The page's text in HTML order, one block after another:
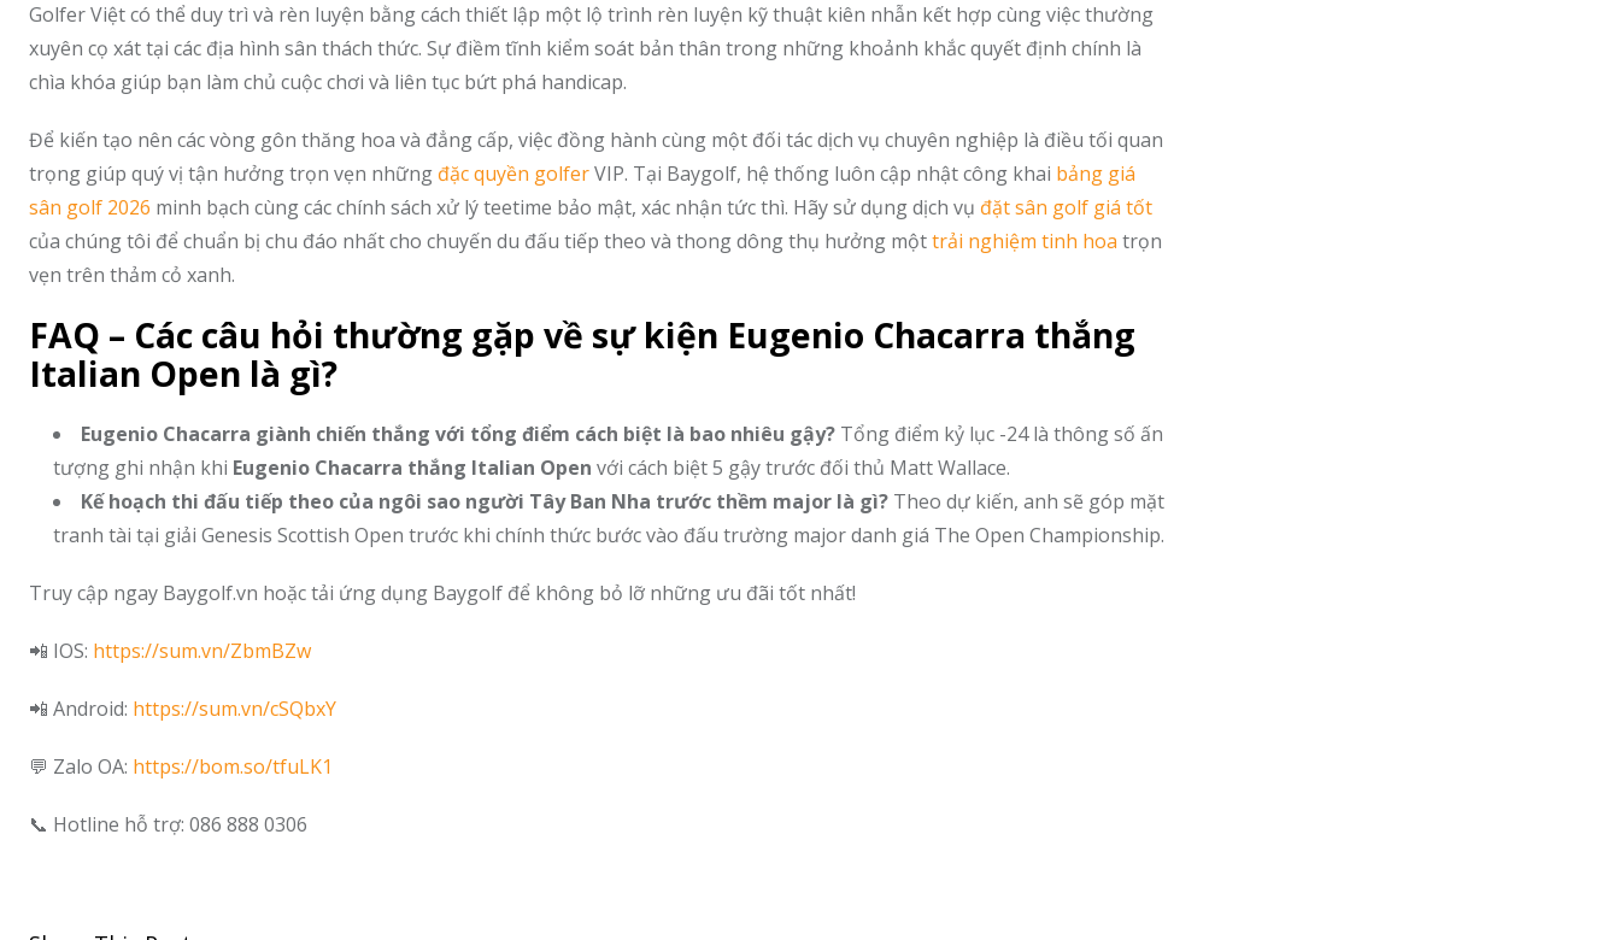
Golfer Việt có thể duy trì và rèn luyện bằng cách thiết lập một lộ trình rèn luyện kỹ thuật kiên nhẫn kết hợp cùng việc thường
xuyên cọ xát tại các địa hình sân thách thức. Sự điềm tĩnh kiểm soát bản thân trong những khoảnh khắc quyết định chính là
chìa khóa giúp bạn làm chủ cuộc chơi và liên tục bứt phá handicap.
Để kiến tạo nên các vòng gôn thăng hoa và đẳng cấp, việc đồng hành cùng một đối tác dịch vụ chuyên nghiệp là điều tối quan
trọng giúp quý vị tận hưởng trọn vẹn những đặc quyền golferVIP. Tại Baygolf, hệ thống luôn cập nhật công khai bảng giá
sân golf 2026 minh bạch cùng các chính sách xử lý teetime bảo mật, xác nhận tức thì. Hãy sử dụng dịch vụ đặt sân golf giá tốt
của chúng tôi để chuẩn bị chu đáo nhất cho chuyến du đấu tiếp theo và thong dông thụ hưởng mộttrải nghiệm tinh hoa trọn
vẹn trên thảm cỏ xanh.
FAQ – Các câu hỏi thường gặp về sự kiện Eugenio Chacarra thắng
Italian Open là gì?
Eugenio Chacarra giành chiến thắng với tổng điểm cách biệt là bao nhiêu gậy? Tổng điểm kỷ lục -24 là thông số ấn
tượng ghi nhận khi Eugenio Chacarra thắng Italian Open với cách biệt 5 gậy trước đối thủ Matt Wallace.
Kế hoạch thi đấu tiếp theo của ngôi sao người Tây Ban Nha trước thềm major là gì? Theo dự kiến, anh sẽ góp mặt
tranh tài tại giải Genesis Scottish Open trước khi chính thức bước vào đấu trường major danh giá The Open Championship.
Truy cập ngay Baygolf.vn hoặc tải ứng dụng Baygolf để không bỏ lỡ những ưu đãi tốt nhất!
📲 IOS: https://sum.vn/ZbmBZw
📲 Android: https://sum.vn/cSQbxY
💬 Zalo OA: https://bom.so/tfuLK1
📞 Hotline hỗ trợ: 086 888 0306